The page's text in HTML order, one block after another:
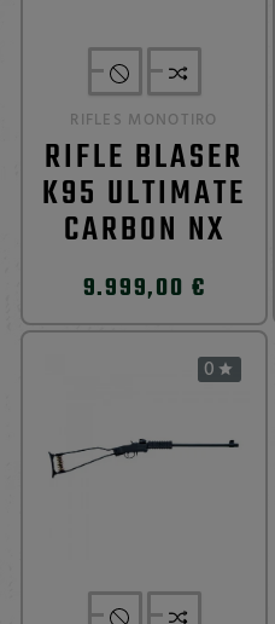
RIFLES MONOTIRO
RIFLE BLASER
K95 ULTIMATE
CARBON NX
9.999,00 €
0 